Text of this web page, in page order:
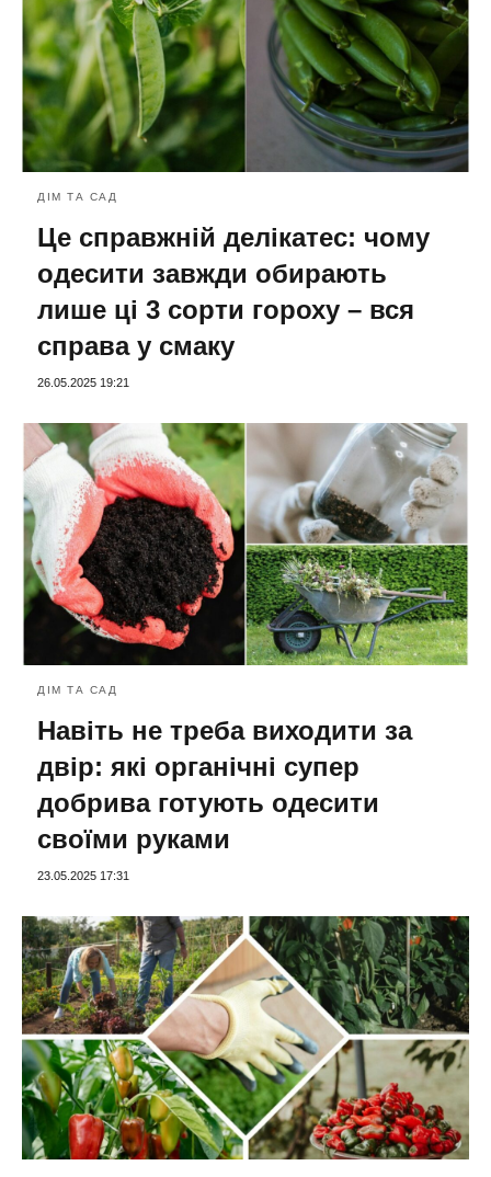
ДІМ ТА САД
Це справжній делікатес: чому
одесити завжди обирають
лише ці 3 сорти гороху – вся
справа у смаку
26.05.2025 19:21
ДІМ ТА САД
Навіть не треба виходити за
двір: які органічні супер
добрива готують одесити
своїми руками
23.05.2025 17:31